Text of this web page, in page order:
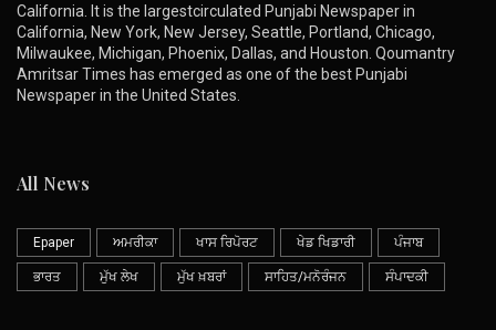
California. It is the largestcirculated Punjabi Newspaper in
California, New York, New Jersey, Seattle, Portland, Chicago,
Milwaukee, Michigan, Phoenix, Dallas, and Houston. Qoumantry
Amritsar Times has emerged as one of the best Punjabi
Newspaper in the United States.
All News
Epaper ਅਮਰੀਕਾ ਖਾਸ ਰਿਪੋਰਟ ਖੇਡ ਖਿਡਾਰੀ ਪੰਜਾਬ
ਭਾਰਤ ਮੁੱਖ ਲੇਖ ਮੁੱਖ ਖ਼ਬਰਾਂ ਸਾਹਿਤ/ਮਨੋਰੰਜਨ ਸੰਪਾਦਕੀ